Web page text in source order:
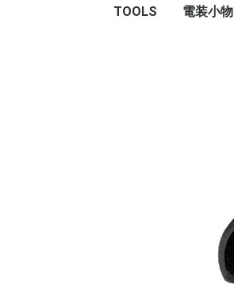
リレー
リレーBOX
ヒューズケース
ブレーカー式ブレード
ブレーカー
TOOLS 電装小物